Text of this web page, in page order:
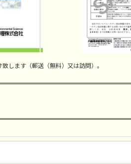
します（郵送（無料）又は訪問）。